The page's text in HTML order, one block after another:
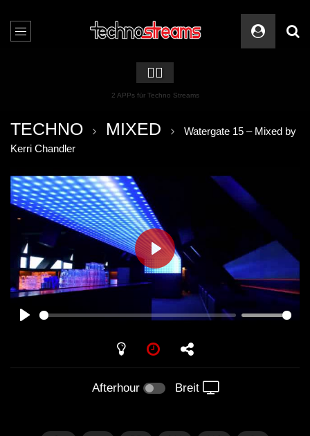
🏳️‍🌈
2 APPs für Techno Streams
TECHNO MIXED
Watergate 15 – Mixed by
Kerri Chandler
PLAY
Afterhour Breit